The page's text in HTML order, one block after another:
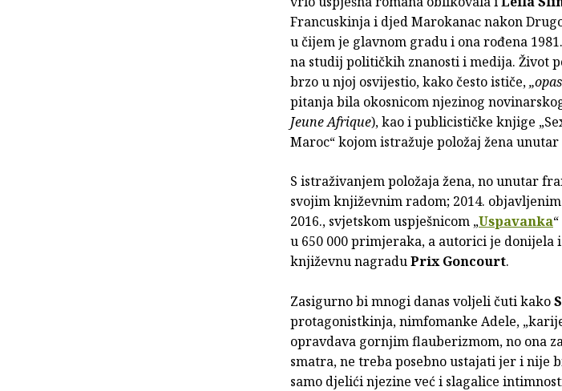
Francuskinja i djed Marokanac nakon
u čijem je glavnom gradu i ona rođena
na studij političkih znanosti i medija. Život
brzo u njoj osvijestio, kako često ističe,
pitanja bila okosnicom njezinog
Jeune Afrique), kao i publicističke knjige
Maroc“ kojom istražuje položaj žena
S istraživanjem položaja žena, no unutar
svojim književnim radom; 2014.
2016., svjetskom uspješnicom „Uspavanka
u 650 000 primjeraka, a autorici je
književnu nagraduPrix Goncourt.
Zasigurno bi mnogi danas voljeli čuti kako
protagonistkinja, nimfomanke Adele,
opravdava gornjim flauberizmom, no ona
smatra, ne treba posebno ustajati jer i nije
samo djelići njezine već i slagalice